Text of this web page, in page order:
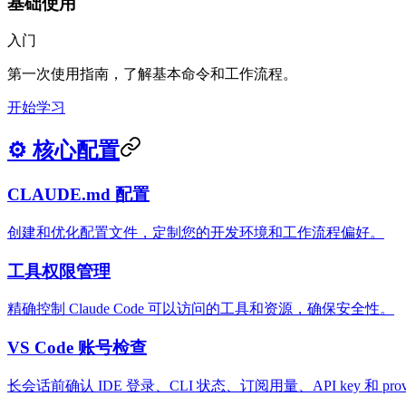
入门
第一次使用指南，了解基本命令和工作流程。
开始学习
⚙️ 核心配置
CLAUDE.md 配置
创建和优化配置文件，定制您的开发环境和工作流程偏好。
工具权限管理
精确控制 Claude Code 可以访问的工具和资源，确保安全性。
VS Code 账号检查
长会话前确认 IDE 登录、CLI 状态、订阅用量、API key 和